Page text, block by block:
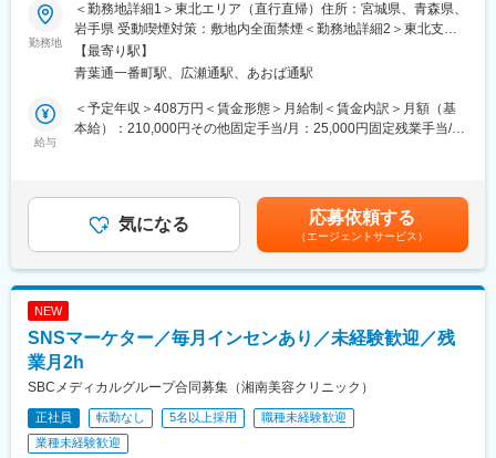
慣れていただけます。
商材がシンプルな分、提案内容に集中でき、未経験の方でもスタ
ートしやすい環境です。
・残業ほぼ無し（月0～5h程度）
└家事や育児などのプライベートと仕事を両立しやすい働き方で
■入社後のフォロー体制：
・約10日間の導入研修に加え、現場OJTを通して、基本的な医療
の知識など業務に必要な基礎を身につけていただきます。
ら、業務に慣れていただきます。
★分からないことがあれば、周りの社員にいつでも相談できる環
境が整っていますので、安心して業務をスタートできます。
■キャリアパス：
・有期契約（契約期間の定めあり・最長5年）です。契約更新は、
業務量および勤務成績等により判断します。
当社は、日本の保育施設運営数トップクラス・29年連続増収と成
長し続ける企業です。
社会課題の解決に向けた事業のため、仕事を通して大きな感謝が
もらえ、自己成長し続けながら世の中に影響を与えられるやりが
いあるポジションです。
「人と話すことが好きな方」や、「営業に挑戦してみたい！」
「保育事業にご興味ある方」からのご応募、ぜひお待ちしており
新規入園募集の企画～実行
教育プログラムの策定／自治体等の監査対応／既存顧客への定期
フォロー／施設運営担当者との定例会 など
※これまでのご経験やスキルに応じて業務をお任せいたします。前
職、事務や教育関係・ゲームセンターの店長など未経験の方が多
勤務地
＜勤務地詳細1＞東北エリア（直行直帰）住所：宮城県、青森県、
岩手県 受動喫煙対策：敷地内全面禁煙＜勤務地詳細2＞東北支店
住所：宮城県仙台市青葉区一番町3-3-1 クラックス仙台 421号室受
動喫煙対策：屋内全面禁煙
【最寄り駅】
青葉通一番町駅、広瀬通駅、あおば通駅
給与
＜予定年収＞408万円＜賃金形態＞月給制＜賃金内訳＞月額（基
本給）：210,000円その他固定手当/月：25,000円固定残業手当/
ル、経験に応じ決定致します。■昇給：年1回（7月）■賞与：年2
回■運営外勤手当：月25,000円賃金はあくまでも目安の金額であ
り、選考を通じて上下する可能性があります。月給(月額)は固定手
当を含めた表記です。
気になる 応募依頼する
（エージェントサービス）
NEW
SNSマーケター／毎月インセンあり／未経験歓迎／残
業月2h
SBCメディカルグループ合同募集（湘南美容クリニック）
正社員 転勤なし 5名以上採用
職種未経験歓迎
業種未経験歓迎